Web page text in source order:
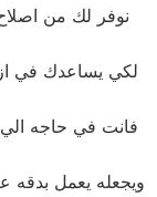
نوفر لك من
لكي يساعدك في
فانت في حاجه الي
ويجعله يعمل بدقه